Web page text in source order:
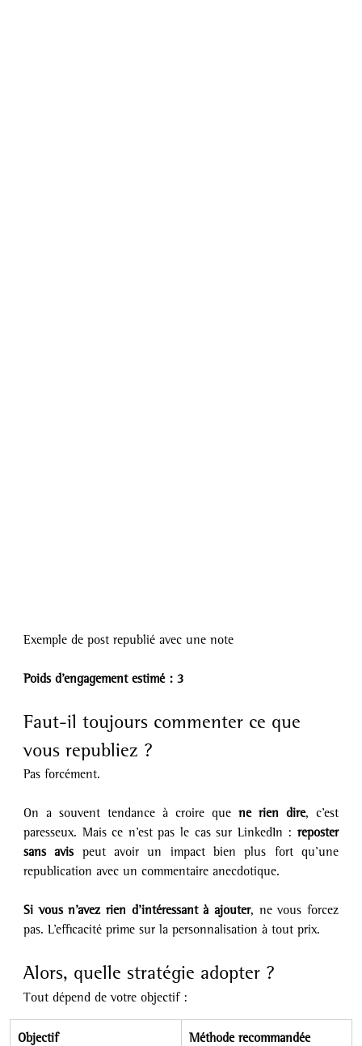
Exemple de post republié avec une note
Poids d’engagement estimé : 3
Faut-il toujours commenter ce que
vous republiez ?
Pas forcément.
On a souvent tendance à croire que ne rien dire, c’est
paresseux. Mais ce n’est pas le cas sur LinkedIn : reposter
sans avis peut avoir un impact bien plus fort qu’une
republication avec un commentaire anecdotique.
Si vous n’avez rien d’intéressant à ajouter, ne vous forcez
pas. L’efficacité prime sur la personnalisation à tout prix.
Alors, quelle stratégie adopter ?
Tout dépend de votre objectif :
Objectif Méthode recommandée